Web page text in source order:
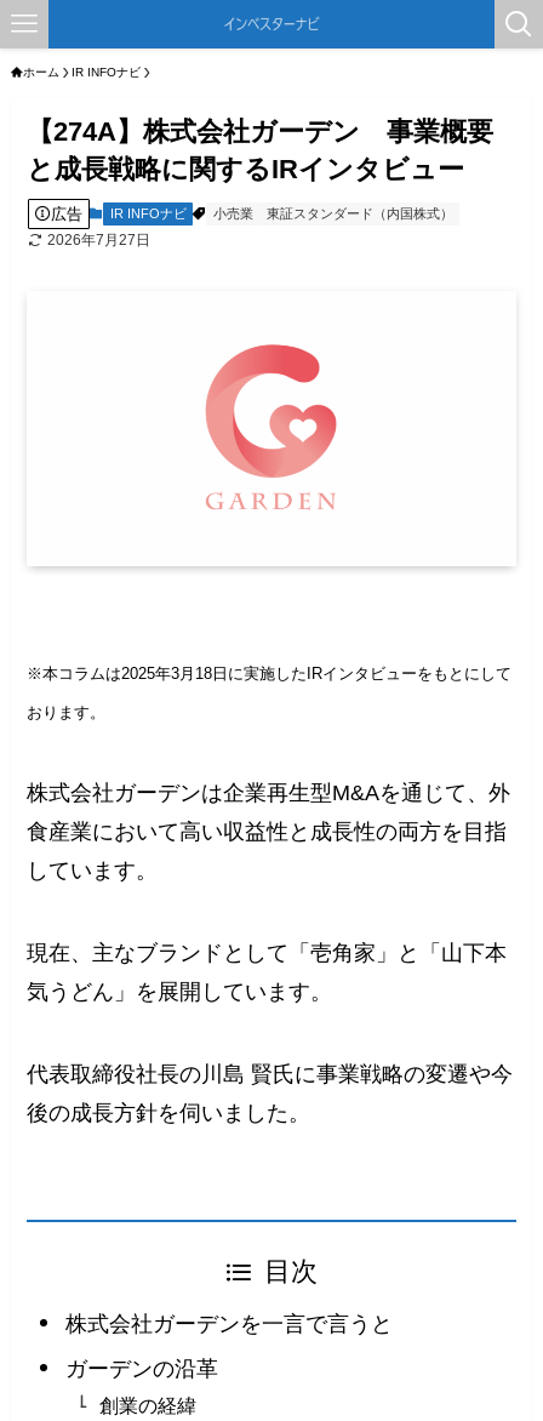
ホーム IR INFOナビ
【274A】株式会社ガーデン 事業概要
と成長戦略に関するIRインタビュー
広告 IR INFOナビ 小売業 東証スタンダード（内国株式）
2026年7月27日
※本コラムは2025年3月18日に実施したIRインタビューをもとにして
おります。
株式会社ガーデンは企業再生型M&Aを通じて、外
食産業において高い収益性と成長性の両方を目指
しています。
現在、主なブランドとして「壱角家」と「山下本
気うどん」を展開しています。
代表取締役社長の川島 賢氏に事業戦略の変遷や今
後の成長方針を伺いました。
目次
株式会社ガーデンを一言で言うと
ガーデンの沿革
創業の経緯